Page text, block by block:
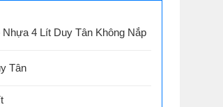
Nhựa 4 Lít Duy Tân Không Nắp
Tân